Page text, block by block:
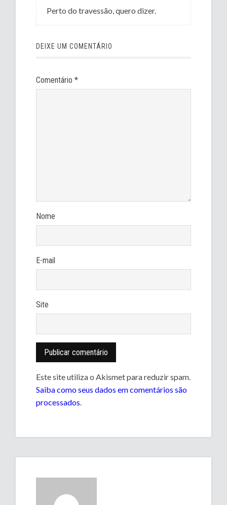
Perto do travessão, quero dizer.
DEIXE UM COMENTÁRIO
Comentário*
Nome
E-mail
Site
Este site utiliza o Akismet para reduzir spam.
Saiba como seus dados em comentários são
processados.